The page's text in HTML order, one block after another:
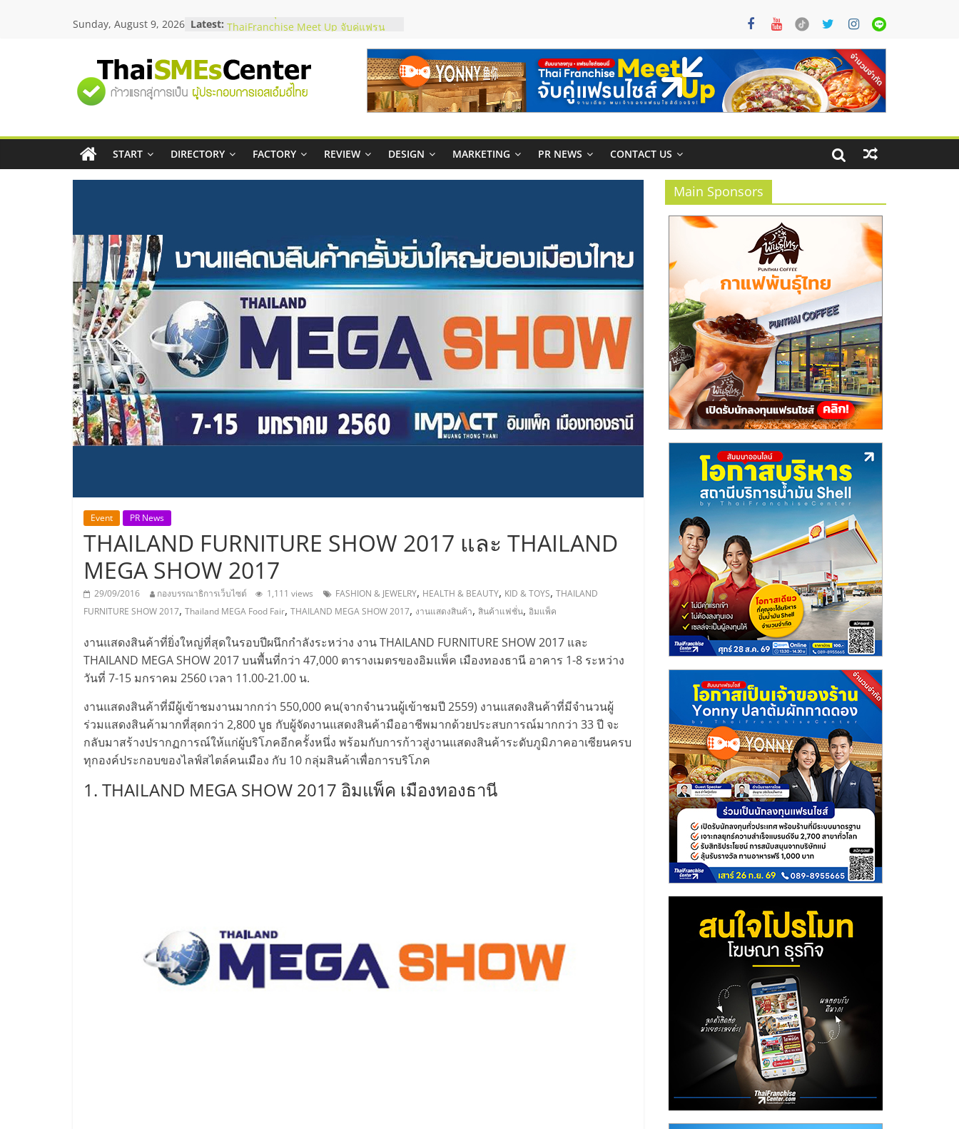
Sunday, August 9, 2026 Latest: สัมมนาลงทุน แฟรนไชส์ยอนนี่
ร้านเครื่องเสียงคุณภาพสูง พร้อม
โซลูชันระบบภาพและเสียง
บริษัท Cybersecurity ในไทยที่ไหนดี?
วิธีเลือกผู้ให้บริการให้คุ้มค่าและตอบ
อยากหาเงินทุน เพิ่มสภาพคล่องให้ธุรกิจ
เริ่มยังไงให้ผ่านฉลุย
สัมมนาออนไลน์ โอกาสบริหารสถานี
บริการน้ำมัน Shell
"ศูนย์
รวม
ข้อมูล
SME
แห่ง
ประเทศไทย,
ThaiSMEsCenter,
รวม
ธุรกิจ
เอ
ส
เอ็
มอี
ไทย,
SMEs,
แฟ
รน
ไชส์,
START DIRECTORY FACTORY REVIEW DESIGN MARKETING PR NEWS CONTACT US
Event PR News
THAILAND FURNITURE SHOW 2017 และ THAILAND
MEGA SHOW 2017
29/09/2016 กองบรรณาธิการเว็บไซต์ 1,111 views FASHION & JEWELRY, HEALTH & BEAUTY, KID & TOYS, THAILAND
FURNITURE SHOW 2017, Thailand MEGA Food Fair, THAILAND MEGA SHOW 2017, งานแสดงสินค้า, สินค้าแฟชั่น, อิมแพ็ค
งานแสดงสินค้าที่ยิ่งใหญ่ที่สุดในรอบปีผนึกกำลังระหว่าง งาน THAILAND FURNITURE SHOW 2017 และ
THAILAND MEGA SHOW 2017 บนพื้นที่กว่า 47,000 ตารางเมตรของอิมแพ็ค เมืองทองธานี อาคาร 1-8 ระหว่าง
วันที่ 7-15 มกราคม 2560 เวลา 11.00-21.00 น.
งานแสดงสินค้าที่มีผู้เข้าชมงานมากกว่า 550,000 คน(จากจำนวนผู้เข้าชมปี 2559) งานแสดงสินค้าที่มีจำนวนผู้
ร่วมแสดงสินค้ามากที่สุดกว่า 2,800 บูธ กับผู้จัดงานแสดงสินค้ามืออาชีพมากด้วยประสบการณ์มากกว่า 33 ปี จะ
กลับมาสร้างปรากฏการณ์ให้แก่ผู้บริโภคอีกครั้งหนึ่ง พร้อมกับการก้าวสู่งานแสดงสินค้าระดับภูมิภาคอาเซียนครบ
ทุกองค์ประกอบของไลฟ์สไตล์คนเมือง กับ 10 กลุ่มสินค้าเพื่อการบริโภค
1. THAILAND MEGA SHOW 2017 อิมแพ็ค เมืองทองธานี
Main Sponsors